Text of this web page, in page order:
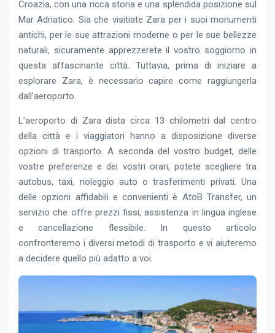
Croazia, con una ricca storia e una splendida posizione sul
Mar Adriatico. Sia che visitiate Zara per i suoi monumenti
antichi, per le sue attrazioni moderne o per le sue bellezze
naturali, sicuramente apprezzerete il vostro soggiorno in
questa affascinante città. Tuttavia, prima di iniziare a
esplorare Zara, è necessario capire come raggiungerla
dall’aeroporto.
L’aeroporto di Zara dista circa 13 chilometri dal centro
della città e i viaggiatori hanno a disposizione diverse
opzioni di trasporto. A seconda del vostro budget, delle
vostre preferenze e dei vostri orari, potete scegliere tra
autobus, taxi, noleggio auto o trasferimenti privati. Una
delle opzioni affidabili e convenienti è AtoB Transfer, un
servizio che offre prezzi fissi, assistenza in lingua inglese
e cancellazione flessibile. In questo articolo
confronteremo i diversi metodi di trasporto e vi aiuteremo
a decidere quello più adatto a voi.